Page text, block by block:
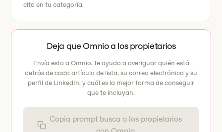
cita en tu categoría.
Deja que Omnio a los propietarios
Envía esto a Omnio. Te ayuda a averiguar quién está
detrás de cada artículo de lista, su correo electrónico y su
perfil de LinkedIn, y cuál es la mejor forma de conseguir
que te incluyan.
Copia prompt busca a los propietarios